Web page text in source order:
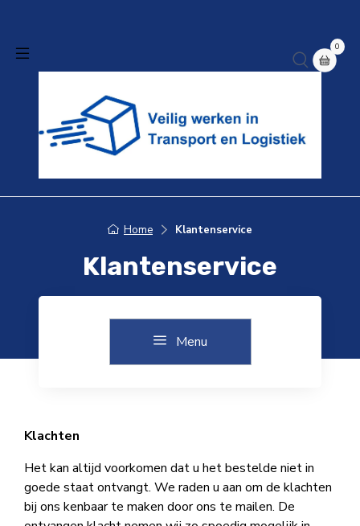
0
Home Klantenservice
Klantenservice
Menu
Klachten
Het kan altijd voorkomen dat u het bestelde niet in
goede staat ontvangt. We raden u aan om de klachten
bij ons kenbaar te maken door ons te mailen. De